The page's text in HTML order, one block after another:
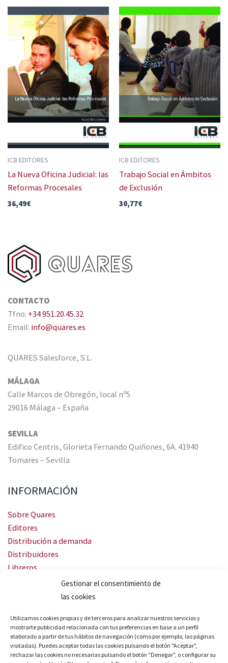
Gestionar el consentimiento de
las cookies
Utilizamos cookies propias y de terceros para analizar nuestros servicios y
mostrarte publicidad relacionada con tus preferencias en base a un perfil
elaborado a partir de tus hábitos de navegación (como por ejemplo, las páginas
visitadas). Puedes aceptar todas las cookies pulsando el botón "Aceptar",
rechazar las cookies no necesarias pulsando el botón "Denegar", o configurar su
ICB EDITORES
La Nueva Oficina Judicial: las
Reformas Procesales
36,49€
ICB EDITORES
Trabajo Social en Ámbitos
de Exclusión
30,77€
CONTACTO
Tfno: +34 951.20.45.32
Email: info@quares.es
QUARES Salesforce, S.L.
MÁLAGA
Calle Marcos de Obregón, local nº5
29016 Málaga – España
SEVILLA
Edifico Centris, Glorieta Fernando Quiñones, 6A. 41940
Tomares – Sevilla
INFORMACIÓN
Sobre Quares
Editores
Distribución a demanda
Distribuidores
Libreros
Servicio Landingweb
Crea tu audiobook